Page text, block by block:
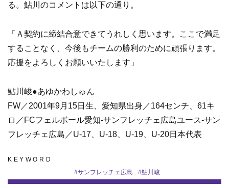
る。鮎川のコメントは以下の通り。
「Ａ契約に締結合意できてうれしく思います。ここで満足
することなく、今後もチームの勝利のために頑張ります。
応援をよろしくお願いいたします」
鮎川峻●あゆかわしゅん
FW／2001年9月15日生、愛知県出身／164センチ、61キ
ロ／FCフェルボール愛知-サンフレッチェ広島ユース-サン
フレッチェ広島／U-17、U-18、U-19、U-20日本代表
KEYWORD
#サンフレッチェ広島 #鮎川峻